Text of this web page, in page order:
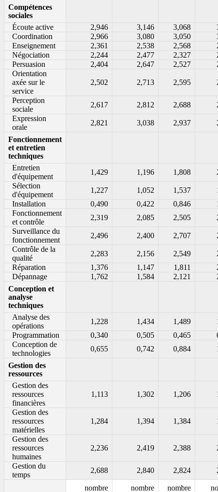
Compétences
sociales
Écoute active
2,946 3,146 3,068
Coordination
2,966 3,080 3,050
Enseignement
2,361 2,538 2,568
Négociation
2,244 2,477 2,327
Persuasion
2,404 2,647 2,527
Orientation
axée sur le
service
2,502 2,713 2,595
Perception
sociale
2,617 2,812 2,688
Expression
orale
2,821 3,038 2,937
Fonctionnement
et entretien
techniques
Entretien
d'équipement
1,429 1,196 1,808
Sélection
d'équipement
1,227 1,052 1,537
Installation
0,490 0,422 0,846
Fonctionnement
et contrôle
2,319 2,085 2,505
Surveillance du
fonctionnement
2,496 2,400 2,707
Contrôle de la
qualité
2,283 2,156 2,549
Réparation
1,376 1,147 1,811
Dépannage
1,762 1,584 2,121
Conception et
analyse
techniques
Analyse des
opérations
1,228 1,434 1,489
Programmation
0,340 0,505 0,465
Conception de
technologies
0,655 0,742 0,884
Gestion des
ressources
Gestion des
ressources
financières
1,113 1,302 1,206
Gestion des
ressources
matérielles
1,284 1,394 1,384
Gestion des
ressources
humaines
2,236 2,419 2,388
Gestion du
temps
2,688 2,840 2,824
nombre nombre nombre